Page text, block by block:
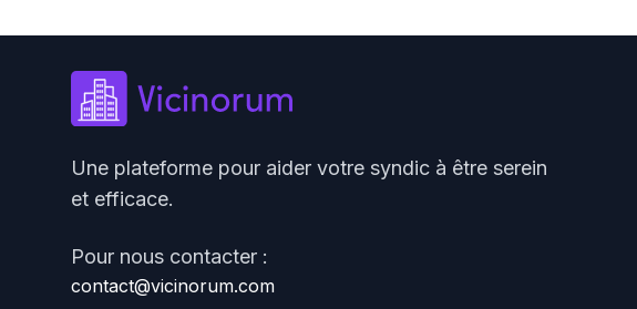
Une plateforme pour aider votre syndic à être serein
et efficace.
Pour nous contacter :
contact@vicinorum.com